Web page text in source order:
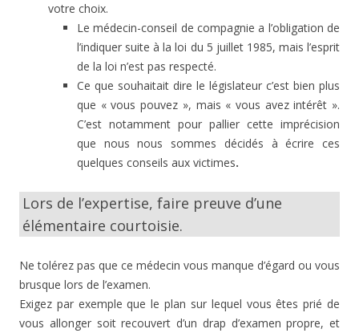
votre choix.
Le médecin-conseil de compagnie a l’obligation de
l’indiquer suite à la loi du 5 juillet 1985, mais l’esprit
de la loi n’est pas respecté.
Ce que souhaitait dire le législateur c’est bien plus
que « vous pouvez », mais « vous avez intérêt ».
C’est notamment pour pallier cette imprécision
que nous nous sommes décidés à écrire ces
quelques conseils aux victimes.
Lors de l’expertise, faire preuve d’une
élémentaire courtoisie.
Ne tolérez pas que ce médecin vous manque d’égard ou vous
brusque lors de l’examen.
Exigez par exemple que le plan sur lequel vous êtes prié de
vous allonger soit recouvert d’un drap d’examen propre, et